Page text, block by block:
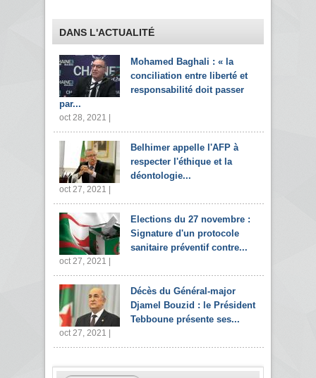
DANS L'ACTUALITÉ
Mohamed Baghali : « la
conciliation entre liberté et
responsabilité doit passer
par...
oct 28, 2021 |
Belhimer appelle l'AFP à
respecter l'éthique et la
déontologie...
oct 27, 2021 |
Elections du 27 novembre :
Signature d'un protocole
sanitaire préventif contre...
oct 27, 2021 |
Décès du Général-major
Djamel Bouzid : le Président
Tebboune présente ses...
oct 27, 2021 |